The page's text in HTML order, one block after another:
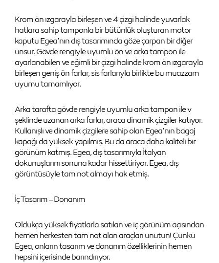
Krom ön ızgarayla birleşen ve 4 çizgi halinde yuvarlak
hatlara sahip tamponla bir bütünlük oluşturan motor
kaputu Egea’nın dış tasarımında göze çarpan bir diğer
unsur. Gövde rengiyle uyumlu ön ve arka tampon ile
ayarlanabilen ve eğimli bir çizgi halinde krom ön ızgarayla
birleşen geniş ön farlar, sis farlarıyla birlikte bu muazzam
uyumu tamamlıyor.
Arka tarafta gövde rengiyle uyumlu arka tampon ile v
şeklinde uzanan arka farlar, araca dinamik çizgiler katıyor.
Kullanışlı ve dinamik çizgilere sahip olan Egea’nın bagaj
kapağı da yüksek yapılmış. Bu da araca daha kaliteli bir
görünüm katmış. Egea, dış tasarımıyla İtalyan
dokunuşlarını sonuna kadar hissettiriyor. Egea, dış
görüntüsüyle tam not almayı hak etmiş.
İç Tasarım – Donanım
Oldukça yüksek fiyatlarla satılan ve iç görünüm açısından
hemen herkesten tam not alan araçları unutun! Çünkü
Egea, onların tasarım ve donanım özelliklerinin hemen
hepsini içerisinde barındırıyor.